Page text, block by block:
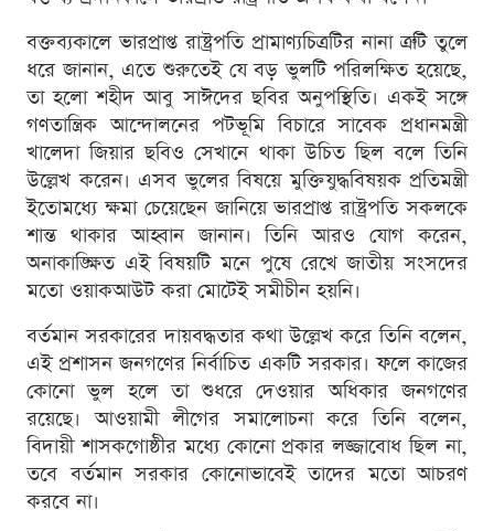
বক্তব্যকালে ভারপ্রাপ্ত রাষ্ট্রপতি প্রামাণ্যচিত্রটির নানা ত্রুটি তুলে
ধরে জানান, এতে শুরুতেই যে বড় ভুলটি পরিলক্ষিত হয়েছে,
তা হলো শহীদ আবু সাঈদের ছবির অনুপস্থিতি। একই সঙ্গে
গণতান্ত্রিক আন্দোলনের পটভূমি বিচারে সাবেক প্রধানমন্ত্রী
খালেদা জিয়ার ছবিও সেখানে থাকা উচিত ছিল বলে তিনি
উল্লেখ করেন। এসব ভুলের বিষয়ে মুক্তিযুদ্ধবিষয়ক প্রতিমন্ত্রী
ইতোমধ্যে ক্ষমা চেয়েছেন জানিয়ে ভারপ্রাপ্ত রাষ্ট্রপতি সকলকে
শান্ত থাকার আহ্বান জানান। তিনি আরও যোগ করেন,
অনাকাঙ্ক্ষিত এই বিষয়টি মনে পুষে রেখে জাতীয় সংসদের
মতো ওয়াকআউট করা মোটেই সমীচীন হয়নি।
বর্তমান সরকারের দায়বদ্ধতার কথা উল্লেখ করে তিনি বলেন,
এই প্রশাসন জনগণের নির্বাচিত একটি সরকার। ফলে কাজের
কোনো ভুল হলে তা শুধরে দেওয়ার অধিকার জনগণের
রয়েছে। আওয়ামী লীগের সমালোচনা করে তিনি বলেন,
বিদায়ী শাসকগোষ্ঠীর মধ্যে কোনো প্রকার লজ্জাবোধ ছিল না,
তবে বর্তমান সরকার কোনোভাবেই তাদের মতো আচরণ
করবে না।